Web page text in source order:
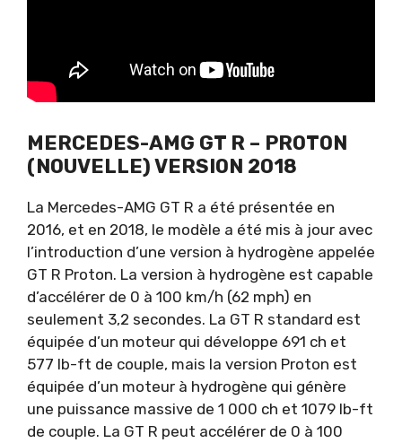
MERCEDES-AMG GT R – PROTON
(NOUVELLE) VERSION 2018
La Mercedes-AMG GT R a été présentée en
2016, et en 2018, le modèle a été mis à jour avec
l’introduction d’une version à hydrogène appelée
GT R Proton. La version à hydrogène est capable
d’accélérer de 0 à 100 km/h (62 mph) en
seulement 3,2 secondes. La GT R standard est
équipée d’un moteur qui développe 691 ch et
577 lb-ft de couple, mais la version Proton est
équipée d’un moteur à hydrogène qui génère
une puissance massive de 1 000 ch et 1079 lb-ft
de couple. La GT R peut accélérer de 0 à 100